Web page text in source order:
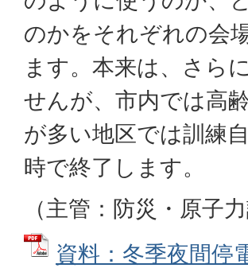
のかをそれぞれの会
ます。本来は、さら
せんが、市内では高
が多い地区では訓練
時で終了します。
（主管：防災・原子
資料：冬季夜間停